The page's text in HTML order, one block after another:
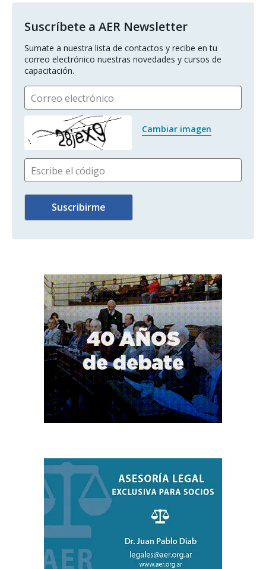
Suscríbete a AER Newsletter
Sumate a nuestra lista de contactos y recibe en tu
correo electrónico nuestras novedades y cursos de
capacitación.
Correo electrónico
Cambiar imagen
Escribe el código